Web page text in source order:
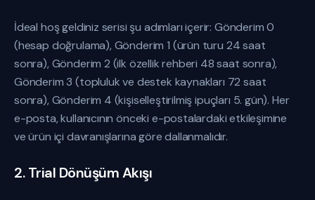
İdeal hoş geldiniz serisi şu adımları içerir: Gönderim 0
(hesap doğrulama), Gönderim 1 (ürün turu 24 saat
sonra), Gönderim 2 (ilk özellik rehberi 48 saat sonra),
Gönderim 3 (topluluk ve destek kaynakları 72 saat
sonra), Gönderim 4 (kişiselleştirilmiş ipuçları 5. gün). Her
e-posta, kullanıcının önceki e-postalardaki etkileşimine
ve ürün içi davranışlarına göre dallanmalıdır.
2. Trial Dönüşüm Akışı